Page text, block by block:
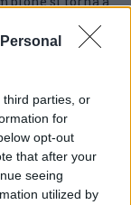
third parties, or
for
opt-out
that after your
seeing
utilized by